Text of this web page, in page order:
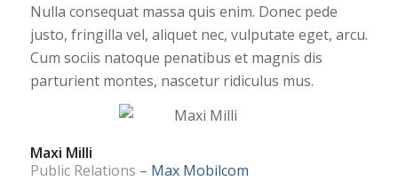
Nulla consequat massa quis enim. Donec pede
justo, fringilla vel, aliquet nec, vulputate eget, arcu.
Cum sociis natoque penatibus et magnis dis
parturient montes, nascetur ridiculus mus.
Maxi Milli
Public Relations – Max Mobilcom